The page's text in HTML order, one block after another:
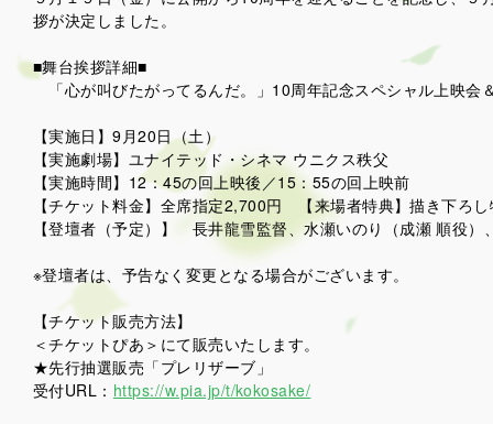
拶が決定しました。
■舞台挨拶詳細■
「心が叫びたがってるんだ。」10周年記念スペシャル上映会
【実施日】9月20日（土）
【実施劇場】ユナイテッド・シネマ ウニクス秩父
【実施時間】12：45の回上映後／15：55の回上映前
【チケット料金】全席指定2,700円 【来場者特典】描き下ろ
【登壇者（予定）】 長井龍雪監督、水瀬いのり（成瀬 順役）
※登壇者は、予告なく変更となる場合がございます。
【チケット販売方法】
＜チケットぴあ＞にて販売いたします。
★先行抽選販売「プレリザーブ」
受付URL： https://w.pia.jp/t/kokosake/